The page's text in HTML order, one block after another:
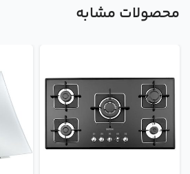
محصولات مشابه